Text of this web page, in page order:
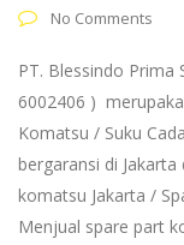
No Comments
PT. Blessindo Prima
6002406 )
Komatsu / Suku
bergaransi di
komatsu Jakarta /
Menjual spare part